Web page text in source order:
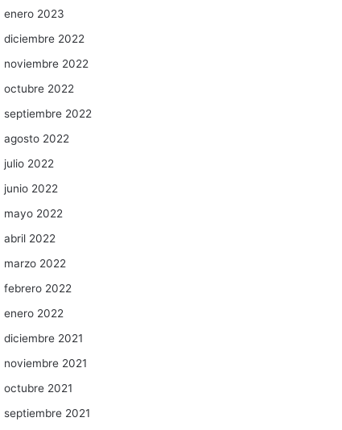
enero 2023
diciembre 2022
noviembre 2022
octubre 2022
septiembre 2022
agosto 2022
julio 2022
junio 2022
mayo 2022
abril 2022
marzo 2022
febrero 2022
enero 2022
diciembre 2021
noviembre 2021
octubre 2021
septiembre 2021